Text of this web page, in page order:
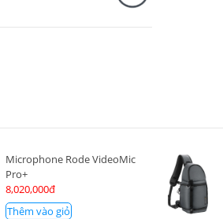
Microphone Rode VideoMic
Pro+
8,020,000đ
Thêm vào giỏ